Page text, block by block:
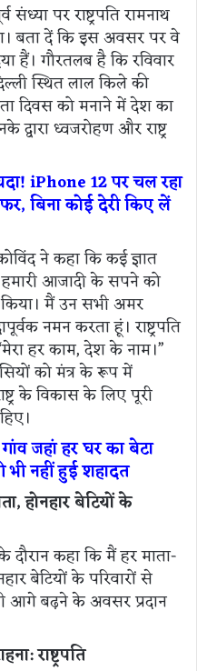
पर राष्ट्रपति रामनाथ
बता दें कि इस अवसर पर वे
हैं। गौरतलब है कि रविवार
स्थित लाल किले की
दिवस को मनाने में देश का
ध्वजरोहण और राष्ट्र
iPhone 12 पर चल रहा
बिना कोई देरी किए लें
ने कहा कि कई ज्ञात
हमारी आजादी के सपने को
मैं उन सभी अमर
नमन करता हूं। राष्ट्रपति
हर काम, देश के नाम।”
को मंत्र के रूप में
के विकास के लिए पूरी
जहां हर घर का बेटा
नहीं हुई शहादत
होनहार बेटियों के
दौरान कहा कि मैं हर माता-
बेटियों के परिवारों से
आगे बढ़ने के अवसर प्रदान
राष्ट्रपति